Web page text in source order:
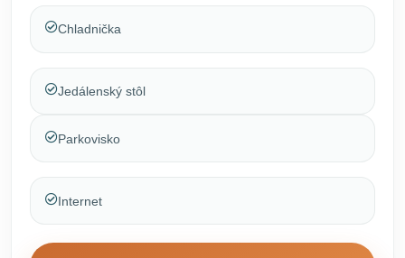
Chladnička
Jedálenský stôl
Parkovisko
Internet